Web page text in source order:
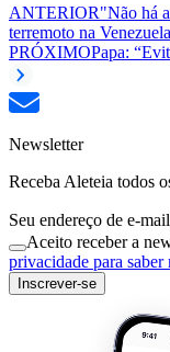
ANTERIOR"Não há
terremoto na Venezuela
PRÓXIMOPapa:
Newsletter
Receba Aleteia todos
Seu endereço de e-mail
Aceito receber a
privacidade para saber
Inscrever-se